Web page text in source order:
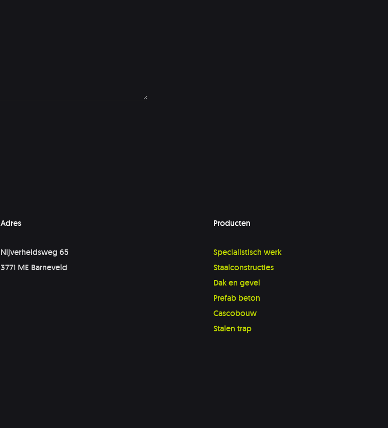
Adres
Nijverheidsweg 65
3771 ME Barneveld
Producten
Specialistisch werk
Staalconstructies
Dak en gevel
Prefab beton
Cascobouw
Stalen trap